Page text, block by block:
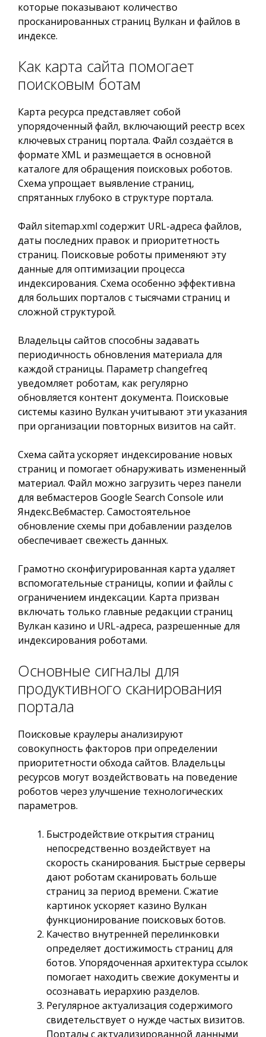
которые показывают количество
просканированных страниц Вулкан и файлов в
индексе.
Как карта сайта помогает
поисковым ботам
Карта ресурса представляет собой
упорядоченный файл, включающий реестр всех
ключевых страниц портала. Файл создаётся в
формате XML и размещается в основной
каталоге для обращения поисковых роботов.
Схема упрощает выявление страниц,
спрятанных глубоко в структуре портала.
Файл sitemap.xml содержит URL-адреса файлов,
даты последних правок и приоритетность
страниц. Поисковые роботы применяют эту
данные для оптимизации процесса
индексирования. Схема особенно эффективна
для больших порталов с тысячами страниц и
сложной структурой.
Владельцы сайтов способны задавать
периодичность обновления материала для
каждой страницы. Параметр changefreq
уведомляет роботам, как регулярно
обновляется контент документа. Поисковые
системы казино Вулкан учитывают эти указания
при организации повторных визитов на сайт.
Схема сайта ускоряет индексирование новых
страниц и помогает обнаруживать измененный
материал. Файл можно загрузить через панели
для вебмастеров Google Search Console или
Яндекс.Вебмастер. Самостоятельное
обновление схемы при добавлении разделов
обеспечивает свежесть данных.
Грамотно сконфигурированная карта удаляет
вспомогательные страницы, копии и файлы с
ограничением индексации. Карта призван
включать только главные редакции страниц
Вулкан казино и URL-адреса, разрешенные для
индексирования роботами.
Основные сигналы для
продуктивного сканирования
портала
Поисковые краулеры анализируют
совокупность факторов при определении
приоритетности обхода сайтов. Владельцы
ресурсов могут воздействовать на поведение
роботов через улучшение технологических
параметров.
Быстродействие открытия страниц
непосредственно воздействует на
скорость сканирования. Быстрые серверы
дают роботам сканировать больше
страниц за период времени. Сжатие
картинок ускоряет казино Вулкан
функционирование поисковых ботов.
Качество внутренней перелинковки
определяет достижимость страниц для
ботов. Упорядоченная архитектура ссылок
помогает находить свежие документы и
осознавать иерархию разделов.
Регулярное актуализация содержимого
свидетельствует о нужде частых визитов.
Порталы с актуализированной данными